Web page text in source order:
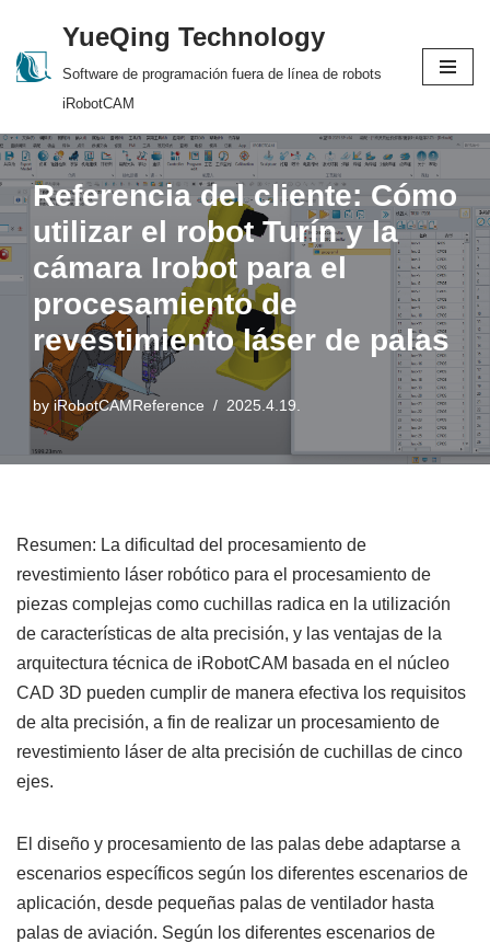
Skip
YueQing Technology
Software de programación fuera de línea de robots
iRobotCAM
Referencia del cliente: Cómo
utilizar el robot Turín y la
cámara Irobot para el
procesamiento de
revestimiento láser de palas
by iRobotCAMReference 2025.4.19.
Resumen: La dificultad del procesamiento de
revestimiento láser robótico para el procesamiento de
piezas complejas como cuchillas radica en la utilización
de características de alta precisión, y las ventajas de la
arquitectura técnica de iRobotCAM basada en el núcleo
CAD 3D pueden cumplir de manera efectiva los requisitos
de alta precisión, a fin de realizar un procesamiento de
revestimiento láser de alta precisión de cuchillas de cinco
ejes.
El diseño y procesamiento de las palas debe adaptarse a
escenarios específicos según los diferentes escenarios de
aplicación, desde pequeñas palas de ventilador hasta
palas de aviación. Según los diferentes escenarios de